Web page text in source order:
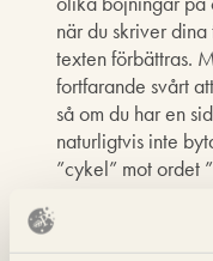
när du skriver
texten förbättras.
fortfarande svårt
så om du har en
naturligtvis inte
”cykel” mot ordet